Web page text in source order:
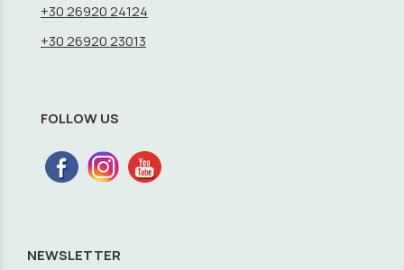
+30 26920 24124
+30 26920 23013
FOLLOW US
NEWSLETTER